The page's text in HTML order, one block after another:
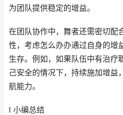
为团队提供稳定的增益。
在团队协作中，舞者还需密切配
性，考虑怎么办办通过自身的增
生存。例如，如果队伍中有治疗
己安全的情况下，持续施加增益
航能力。
I 小编总结